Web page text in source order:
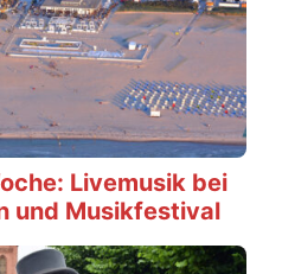
Livemusik bei
und Musikfestival